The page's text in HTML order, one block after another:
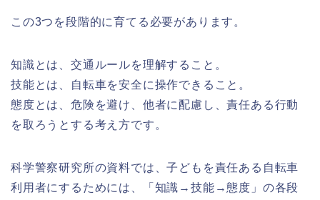
この3つを段階的に育てる必要があります。
知識とは、交通ルールを理解すること。
技能とは、自転車を安全に操作できること。
態度とは、危険を避け、他者に配慮し、責任ある行動
を取ろうとする考え方です。
科学警察研究所の資料では、子どもを責任ある自転車
利用者にするためには、「知識→技能→態度」の各段